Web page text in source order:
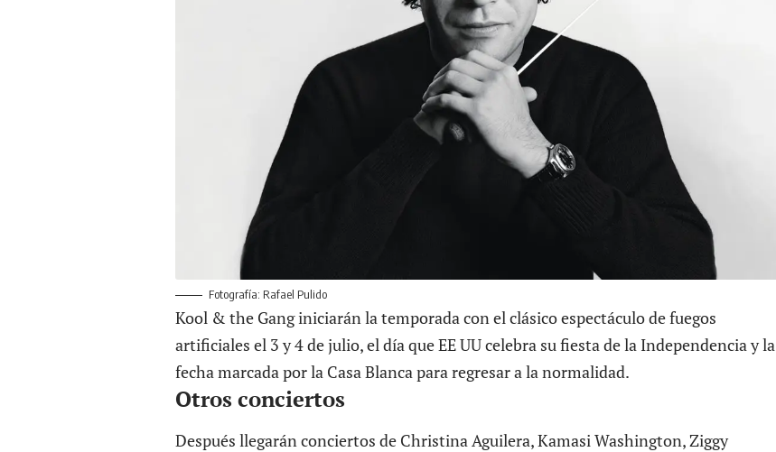
Fotografía: Rafael Pulido
Kool & the Gang iniciarán la temporada con el clásico espectáculo de fuegos
artificiales el 3 y 4 de julio, el día que EE UU celebra su fiesta de la Independencia y la
fecha marcada por la Casa Blanca para regresar a la normalidad.
Otros conciertos
Después llegarán conciertos de Christina Aguilera, Kamasi Washington, Ziggy